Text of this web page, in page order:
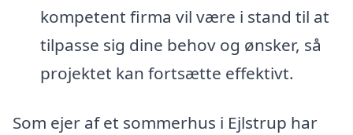
kompetent firma vil være i stand til at
tilpasse sig dine behov og ønsker, så
projektet kan fortsætte effektivt.
Som ejer af et sommerhus i Ejlstrup har